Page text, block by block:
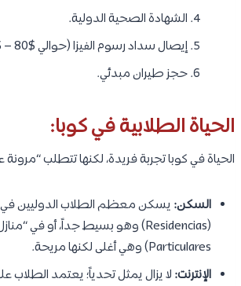
الشهادة الصحية الدولية.
إيصال سداد رسوم الفيزا (حوالي $80 – $150 حسب البلد).
حجز طيران مبدئي.
الحياة الطلابية في كوبا:
الحياة في كوبا تجربة فريدة، لكنها تتطلب “مرونة
السكن: يسكن معظم الطلاب الدوليين
Particulares) وهي أغلى لكنها مريحة.
الإنترنت: